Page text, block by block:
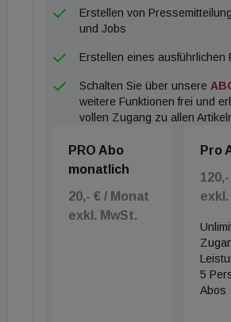
Da Neuwidmungen auf der grünen
Flächenrecycling (Brownfields) ins
Strategien. Die Grundstückspreise
Mangel wider: Im Top-Segment
erzielt. Alexandra Fischer,
Logistik, sieht eine zunehmende
„Hochwertige Flächen in guten
sich weiterhin, während weniger
Für das restliche Jahr 2026 rechnet
Erstellen von
und Jobs
Erstellen eines ausführlichen
Schalten Sie über unsere
weitere Funktionen frei und
vollen Zugang zu allen
PRO Abo
monatlich
20,- € / Monat
exkl. MwSt.
Pro
exkl.
5
Abos